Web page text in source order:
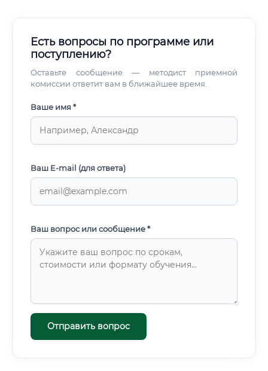
Есть вопросы по программе или
поступлению?
Оставьте сообщение — методист приемной
комиссии ответит вам в ближайшее время.
Ваше имя *
Ваш E-mail (для ответа)
Ваш вопрос или сообщение *
Отправить вопрос